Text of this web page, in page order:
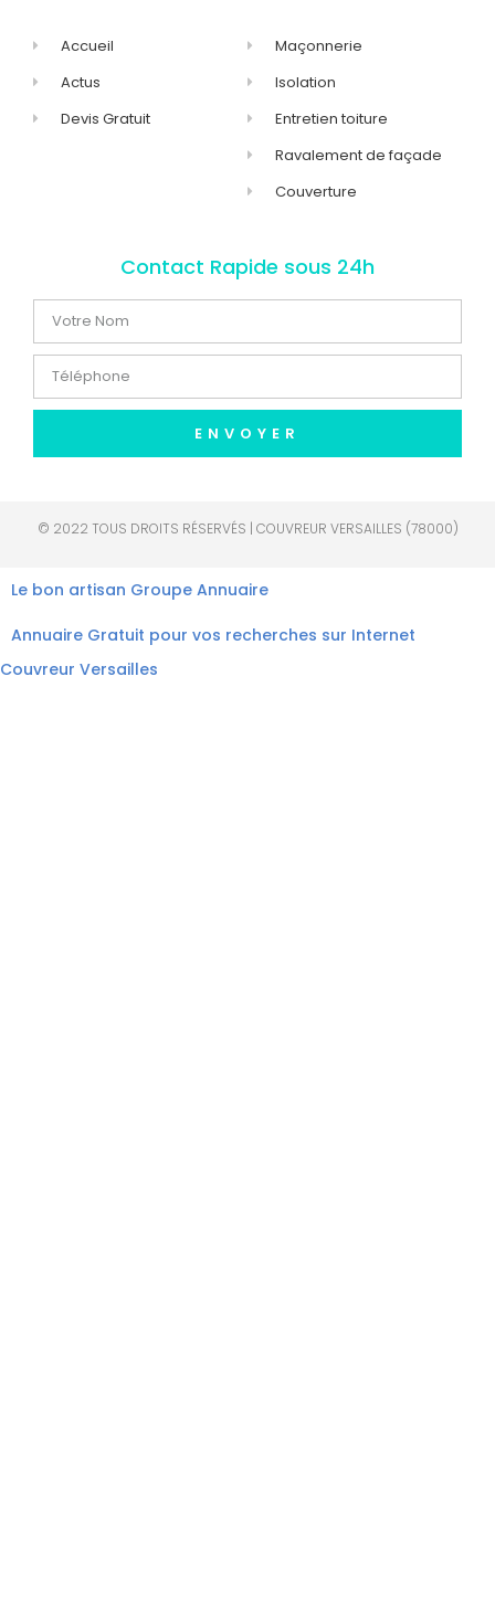
Accueil
Actus
Devis Gratuit
Maçonnerie
Isolation
Entretien toiture
Ravalement de façade
Couverture
Contact Rapide sous 24h
ENVOYER
© 2022 TOUS DROITS RÉSERVÉS | COUVREUR VERSAILLES (78000)
Le bon artisan Groupe Annuaire
Annuaire Gratuit pour vos recherches sur Internet
Couvreur Versailles